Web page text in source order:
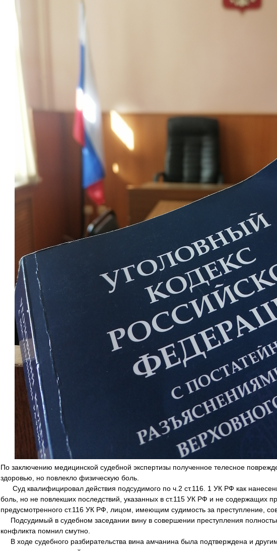
По заключению медицинской судебной экспертизы полученное телесное
здоровью, но повлекло физическую боль.
Суд квалифицировал действия подсудимого по ч.2 ст.116. 1 УК РФ как
боль, но не повлекших последствий, указанных в ст.115 УК РФ и не содержащих
предусмотренного ст.116 УК РФ, лицом, имеющим судимость за преступление,
Подсудимый в судебном заседании вину в совершении преступления
конфликта помнил смутно.
В ходе судебного разбирательства вина амчанина была подтверждена и